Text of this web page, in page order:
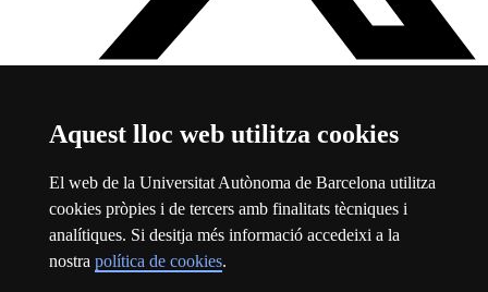
Aquest lloc web utilitza cookies
El web de la Universitat Autònoma de Barcelona utilitza
cookies pròpies i de tercers amb finalitats tècniques i
analítiques. Si desitja més informació accedeixi a la
nostra política de cookies.
s'obre en una finestra nova
Sobre el web
Universitat Autònoma de Barcelona
Avís legalAquest enllaç s'obre en una finestra nova
Protecció de dadesAquest enllaç s'obre en una finestra nova